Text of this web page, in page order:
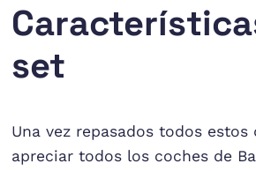
set
Una vez repasados todos estos
apreciar todos los coches de